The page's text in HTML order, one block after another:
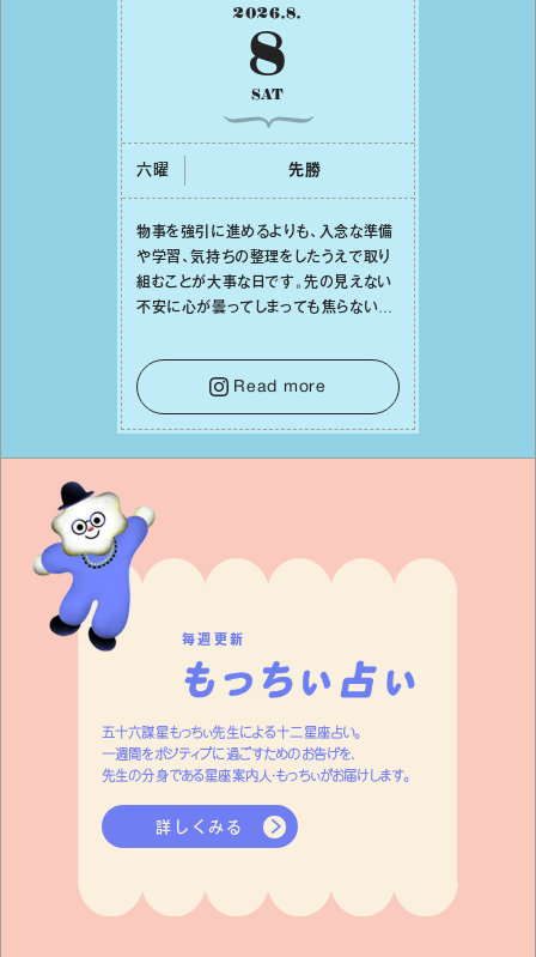
2026.8.
8
SAT
六曜 先勝
物事を強引に進めるよりも、⼊念な準備
や学習、気持ちの整理をしたうえで取り
組むことが⼤事な⽇です。先の⾒えない
不安に⼼が曇ってしまっても焦らない
⾝や疲れていそうな⼈をいたわることに
時間を使いましょう。ここでしっかりとエ
ネルギーを蓄え、困難を乗り越える⼒に
変えましょう。
Read more
毎週更新
五十六謀星もっちぃ先生による十二星座占い。
一週間をポジティブに過ごすためのお告げを、
先生の分身である星座案内人・もっちぃがお届けします。
詳しくみる